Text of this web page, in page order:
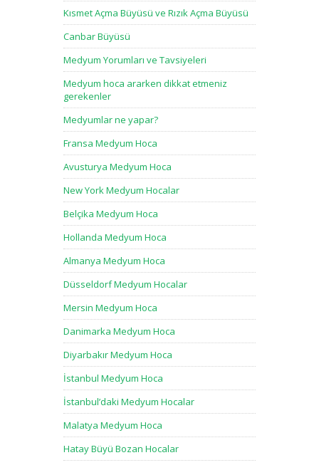
Kısmet Açma Büyüsü ve Rızık Açma Büyüsü
Canbar Büyüsü
Medyum Yorumları ve Tavsiyeleri
Medyum hoca ararken dikkat etmeniz
gerekenler
Medyumlar ne yapar?
Fransa Medyum Hoca
Avusturya Medyum Hoca
New York Medyum Hocalar
Belçika Medyum Hoca
Hollanda Medyum Hoca
Almanya Medyum Hoca
Düsseldorf Medyum Hocalar
Mersin Medyum Hoca
Danimarka Medyum Hoca
Diyarbakır Medyum Hoca
İstanbul Medyum Hoca
İstanbul’daki Medyum Hocalar
Malatya Medyum Hoca
Hatay Büyü Bozan Hocalar